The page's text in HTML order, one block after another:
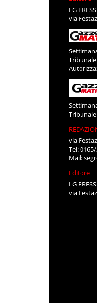
LG
via
via
Tel:
Mail:
Editore
LG
via